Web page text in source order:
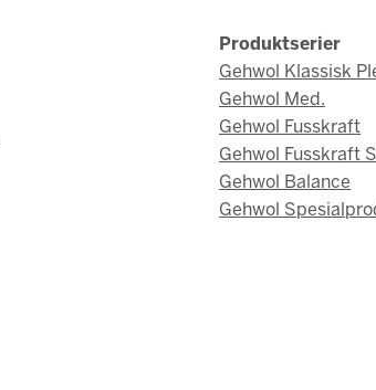
Produktserier
Gehwol Klassisk
Gehwol Med.
Gehwol Fusskraft
Gehwol Fusskraft
Gehwol Balance
Gehwol